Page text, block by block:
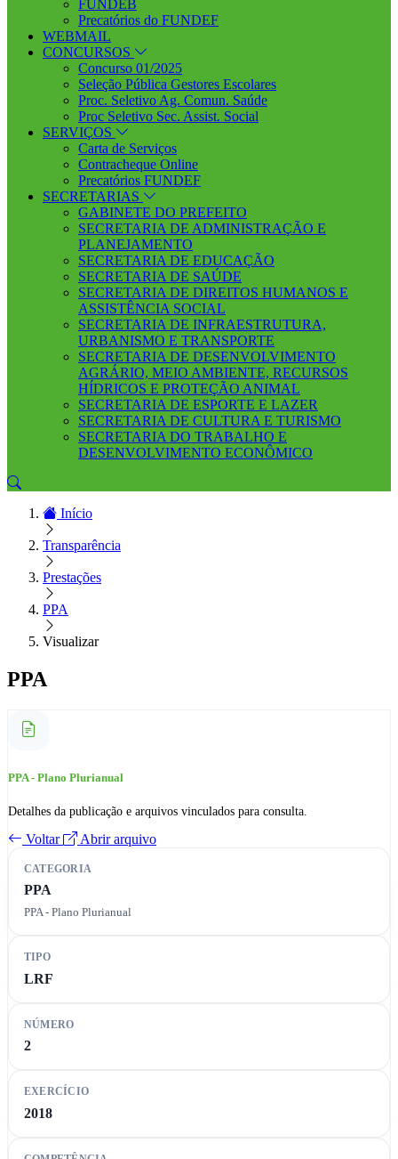
FUNDEB
Precatórios do FUNDEF
WEBMAIL
CONCURSOS
Concurso 01/2025
Seleção Pública Gestores Escolares
Proc. Seletivo Ag. Comun. Saúde
Proc Seletivo Sec. Assist. Social
SERVIÇOS
Carta de Serviços
Contracheque Online
Precatórios FUNDEF
SECRETARIAS
GABINETE DO PREFEITO
SECRETARIA DE ADMINISTRAÇÃO E
PLANEJAMENTO
SECRETARIA DE EDUCAÇÃO
SECRETARIA DE SAÚDE
SECRETARIA DE DIREITOS HUMANOS E
ASSISTÊNCIA SOCIAL
SECRETARIA DE INFRAESTRUTURA,
URBANISMO E TRANSPORTE
SECRETARIA DE DESENVOLVIMENTO
AGRÁRIO, MEIO AMBIENTE, RECURSOS
HÍDRICOS E PROTEÇÃO ANIMAL
SECRETARIA DE ESPORTE E LAZER
SECRETARIA DE CULTURA E TURISMO
SECRETARIA DO TRABALHO E
DESENVOLVIMENTO ECONÔMICO
Início
Transparência
Prestações
PPA
Visualizar
PPA
PPA - Plano Plurianual
Detalhes da publicação e arquivos vinculados para consulta.
Voltar Abrir arquivo
CATEGORIA
PPA
PPA - Plano Plurianual
TIPO
LRF
NÚMERO
2
EXERCÍCIO
2018